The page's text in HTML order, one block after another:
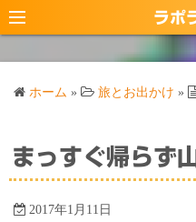
コ
ン
キ
ラポ
ホーム » 旅とお出かけ »
まっすぐ帰らず
2017年1月11日